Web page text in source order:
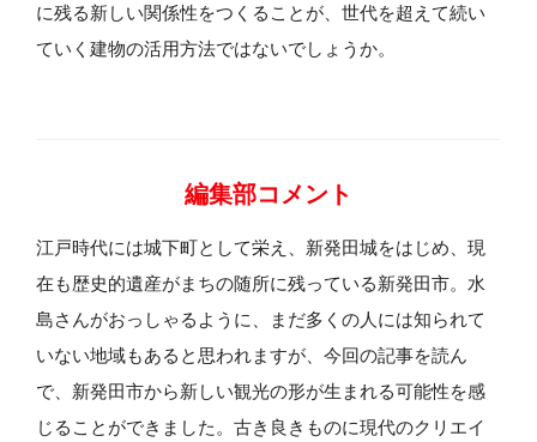
に残る新しい関係性をつくることが、世代を超えて続い
ていく建物の活用方法ではないでしょうか。
編集部コメント
江戸時代には城下町として栄え、新発田城をはじめ、現
在も歴史的遺産がまちの随所に残っている新発田市。水
島さんがおっしゃるように、まだ多くの人には知られて
いない地域もあると思われますが、今回の記事を読ん
で、新発田市から新しい観光の形が生まれる可能性を感
じることができました。古き良きものに現代のクリエイ